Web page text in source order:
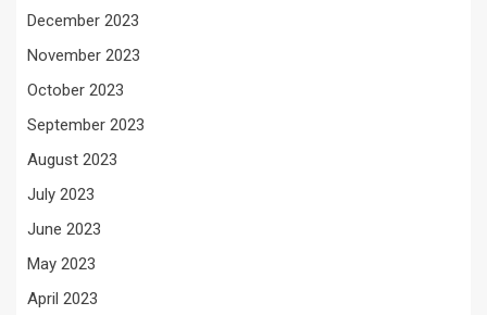
December 2023
November 2023
October 2023
September 2023
August 2023
July 2023
June 2023
May 2023
April 2023